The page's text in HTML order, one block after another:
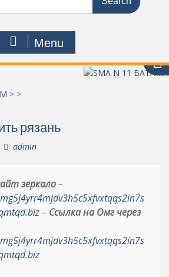
Menu
> >
рязань
admin
зеркало–
– Ссылка на Омг через